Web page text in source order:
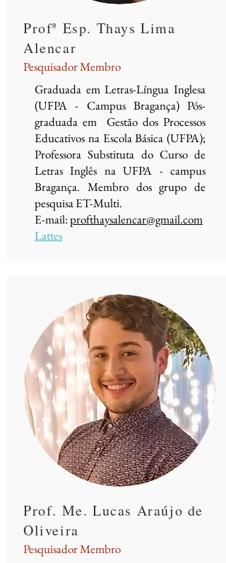
Profª Esp. Thays Lima
Alencar
Pesquisador Membro
Graduada em Letras-Língua Inglesa
(UFPA - Campus Bragança) Pós-
graduada em Gestão dos Processos
Educativos na Escola Básica (UFPA);
Professora Substituta do Curso de
Letras Inglês na UFPA - campus
Bragança. Membro dos grupo de
pesquisa ET-Multi.
E-mail:profthaysalencar@gmail.com
Lattes
Prof. Me. Lucas Araújo de
Oliveira
Pesquisador Membro